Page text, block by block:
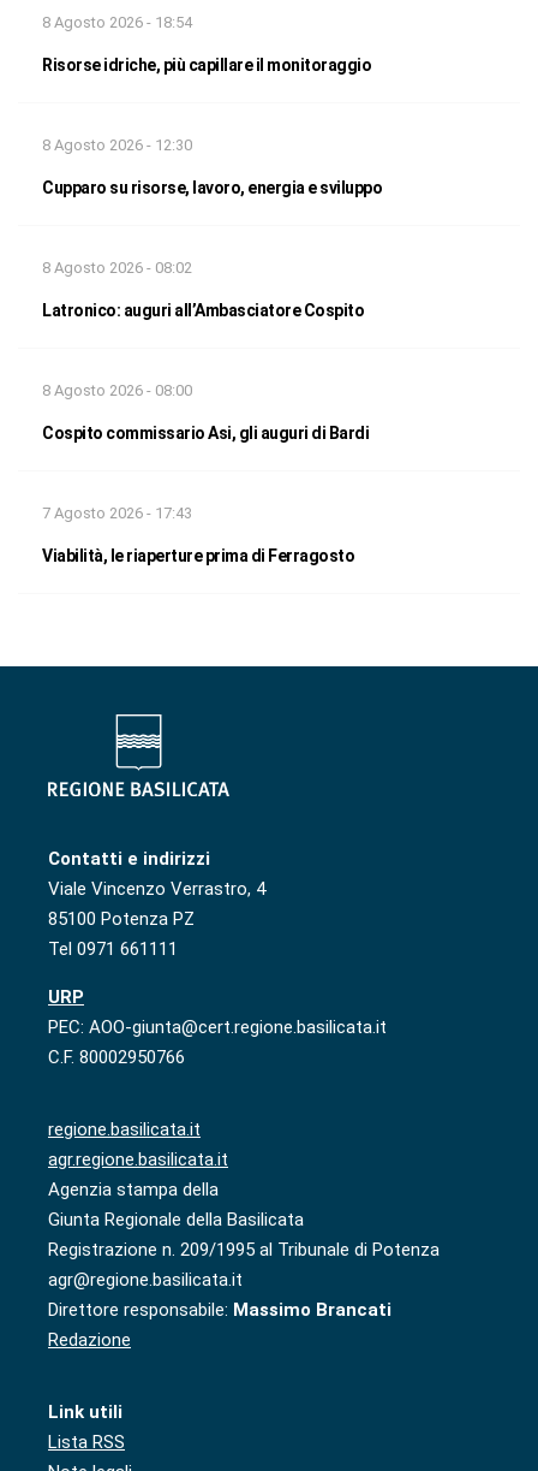
8 Agosto 2026 - 18:54
Risorse idriche, più capillare il monitoraggio
8 Agosto 2026 - 12:30
Cupparo su risorse, lavoro, energia e sviluppo
8 Agosto 2026 - 08:02
Latronico: auguri all’Ambasciatore Cospito
8 Agosto 2026 - 08:00
Cospito commissario Asi, gli auguri di Bardi
7 Agosto 2026 - 17:43
Viabilità, le riaperture prima di Ferragosto
Contatti e indirizzi
Viale Vincenzo Verrastro, 4
85100 Potenza PZ
Tel 0971 661111
URP
PEC: AOO-giunta@cert.regione.basilicata.it
C.F. 80002950766
regione.basilicata.it
agr.regione.basilicata.it
Agenzia stampa della
Giunta Regionale della Basilicata
Registrazione n. 209/1995 al Tribunale di Potenza
agr@regione.basilicata.it
Direttore responsabile: Massimo Brancati
Redazione
Link utili
Lista RSS